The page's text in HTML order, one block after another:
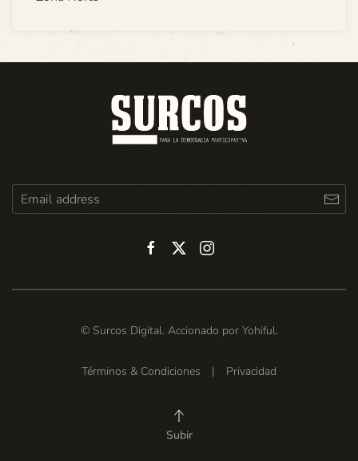
© Surcos Digital. Accionado por Yohiful.
Términos & Condiciones | Privacidad
Subir